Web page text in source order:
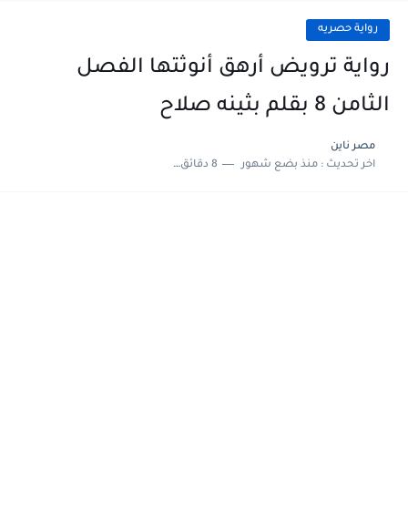
رواية حصريه
رواية ترويض أرهق أنوثتها الفصل
الثامن 8 بقلم بثينه صلاح
مصر ناين
اخر تحديث :منذ بضع شهور 8 دقائق للقراءة